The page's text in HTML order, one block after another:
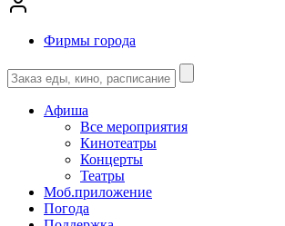
Фирмы города
Афиша
Все мероприятия
Кинотеатры
Концерты
Театры
Моб.приложение
Погода